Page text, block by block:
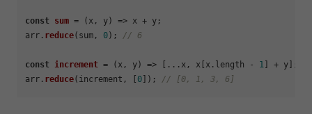
const sum = ( x, y) => x + y;
arr. reduce(sum, 0); // 6
const increment = ( x, y) => [...x, x[x. length - 1 ] + y];
arr. reduce(increment, [ 0]); // [0, 1, 3, 6]